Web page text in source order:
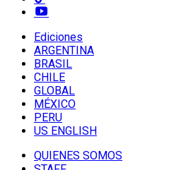
Ediciones
ARGENTINA
BRASIL
CHILE
GLOBAL
MÉXICO
PERU
US ENGLISH
QUIENES SOMOS